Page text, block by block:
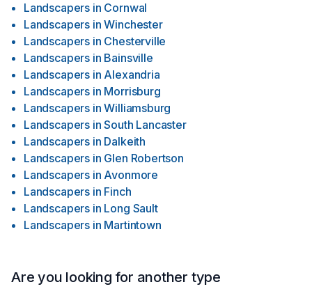
Landscapers in Cornwal
Landscapers in Winchester
Landscapers in Chesterville
Landscapers in Bainsville
Landscapers in Alexandria
Landscapers in Morrisburg
Landscapers in Williamsburg
Landscapers in South Lancaster
Landscapers in Dalkeith
Landscapers in Glen Robertson
Landscapers in Avonmore
Landscapers in Finch
Landscapers in Long Sault
Landscapers in Martintown
Are you looking for another type